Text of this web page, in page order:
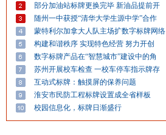
部分加油站标牌更换完毕 新油品提前开
随州一中获授“清华大学生源中学”合作
蒙特利尔加拿大人队主场扩数字标牌网络
构建和谐秩序 实现特色经营 努力开创
数字标牌产品在“智慧城市”建设中的角
苏州开展校车检查 一校车停车指示牌存
互动式标牌：触摸屏的保养问题
淮安市民防工程标牌设置成全省样板
校园信息化，标牌日渐盛行